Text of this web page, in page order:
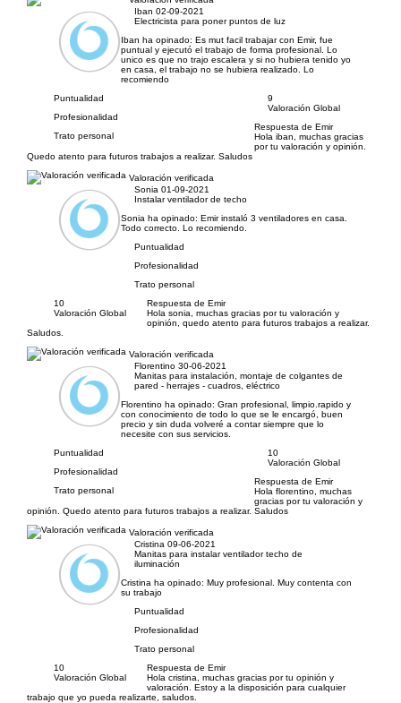
Iban 02-09-2021
Electricista para poner puntos de luz
Iban ha opinado: Es mut facil trabajar con Emir, fue
puntual y ejecutó el trabajo de forma profesional. Lo
unico es que no trajo escalera y si no hubiera tenido yo
en casa, el trabajo no se hubiera realizado. Lo
recomiendo
Puntualidad
Profesionalidad
Trato personal
9
Valoración Global
Respuesta de Emir
Hola iban, muchas gracias
por tu valoración y opinión.
Quedo atento para futuros trabajos a realizar. Saludos
Valoración verificada
Sonia 01-09-2021
Instalar ventilador de techo
Sonia ha opinado: Emir instaló 3 ventiladores en casa.
Todo correcto. Lo recomiendo.
Puntualidad
Profesionalidad
Trato personal
10
Valoración Global
Respuesta de Emir
Hola sonia, muchas gracias por tu valoración y
opinión, quedo atento para futuros trabajos a realizar.
Saludos.
Valoración verificada
Florentino 30-06-2021
Manitas para instalación, montaje de colgantes de
pared - herrajes - cuadros, eléctrico
Florentino ha opinado: Gran profesional, limpio.rapido y
con conocimiento de todo lo que se le encargó, buen
precio y sin duda volveré a contar siempre que lo
necesite con sus servicios.
Puntualidad
Profesionalidad
Trato personal
10
Valoración Global
Respuesta de Emir
Hola florentino, muchas
gracias por tu valoración y
opinión. Quedo atento para futuros trabajos a realizar. Saludos
Valoración verificada
Cristina 09-06-2021
Manitas para instalar ventilador techo de
iluminación
Cristina ha opinado: Muy profesional. Muy contenta con
su trabajo
Puntualidad
Profesionalidad
Trato personal
10
Valoración Global
Respuesta de Emir
Hola cristina, muchas gracias por tu opinión y
valoración. Estoy a la disposición para cualquier
trabajo que yo pueda realizarte, saludos.